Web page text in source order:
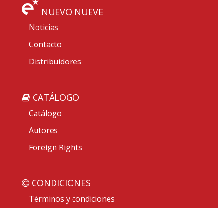
NUEVO NUEVE
Noticias
Contacto
Distribuidores
CATÁLOGO
Catálogo
Autores
Foreign Rights
CONDICIONES
Términos y condiciones